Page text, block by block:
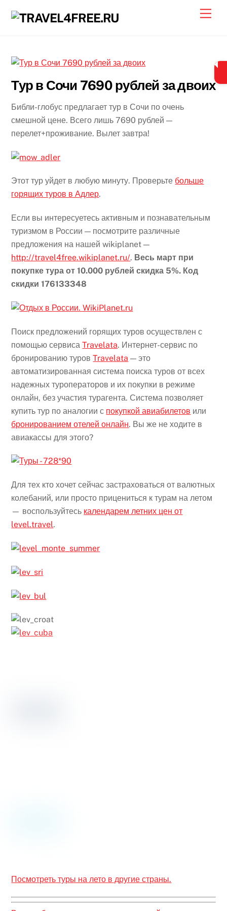
Тур в Сочи 7690 рублей за двоих
Библи-глобус предлагает тур в Сочи по очень
смешной цене. Всего лишь 7690 рублей —
перелет+проживание. Вылет завтра!
Этот тур уйдет в любую минуту. Проверьте больше
горящих туров в Адлер.
Если вы интересуетесь активным и познавательным
туризмом в России — посмотрите различные
предложения на нашей wikiplanet —
http://travel4free.wikiplanet.ru/. Весь март при
покупке тура от 10.000 рублей скидка 5%. Код
скидки 176133348
Поиск предложений горящих туров осуществлен с
помощью сервисаTravelata. Интернет-сервис по
бронированию туровTravelata — это
автоматизированная система поиска туров от всех
надежных туроператоров и их покупки в режиме
онлайн, без участия турагента. Система позволяет
купить тур по аналогии с покупкой авиабилетов или
бронированием отелей онлайн. Вы же не ходите в
авиакассы для этого?
Для тех кто хочет сейчас застраховаться от валютных
колебаний, или просто прицениться к турам на летом
— воспользуйтесь календарем летних цен от
level.travel.
Посмотреть туры на лето в другие страны.